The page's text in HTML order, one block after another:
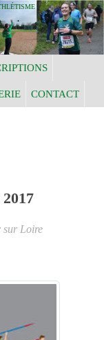
CONTACT
2017
sur Loire